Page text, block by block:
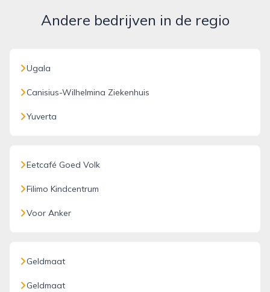
Andere bedrijven in de regio
Ugala
Canisius-Wilhelmina Ziekenhuis
Yuverta
Eetcafé Goed Volk
Filimo Kindcentrum
Voor Anker
Geldmaat
Geldmaat